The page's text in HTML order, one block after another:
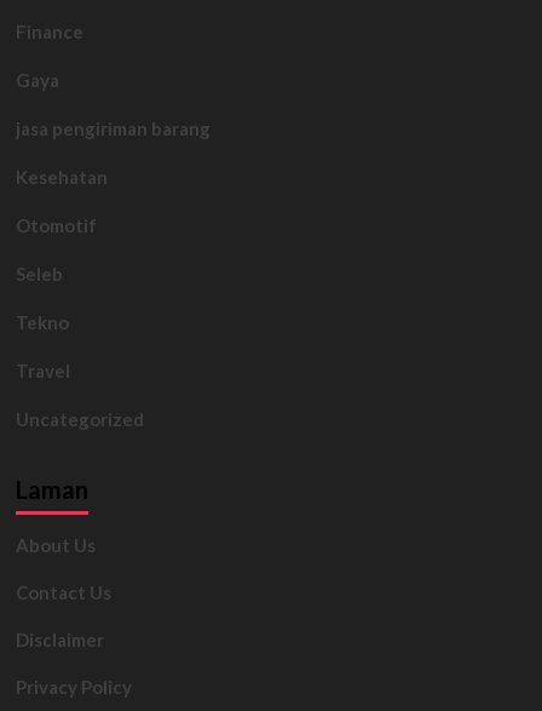
Finance
Gaya
jasa pengiriman barang
Kesehatan
Otomotif
Seleb
Tekno
Travel
Uncategorized
Laman
About Us
Contact Us
Disclaimer
Privacy Policy